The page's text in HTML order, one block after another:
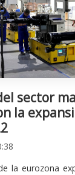
sector
la
la eurozona